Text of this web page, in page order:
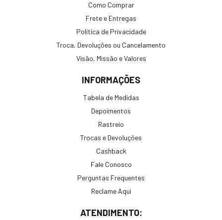
Como Comprar
Frete e Entregas
Política de Privacidade
Troca, Devoluções ou Cancelamento
Visão, Missão e Valores
INFORMAÇÕES
Tabela de Medidas
Depoimentos
Rastreio
Trocas e Devoluções
Cashback
Fale Conosco
Perguntas Frequentes
Reclame Aqui
ATENDIMENTO: